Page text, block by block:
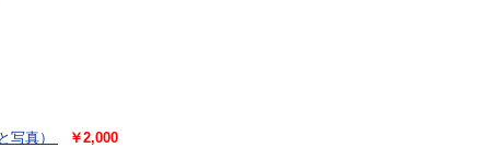
写真）
￥2,000